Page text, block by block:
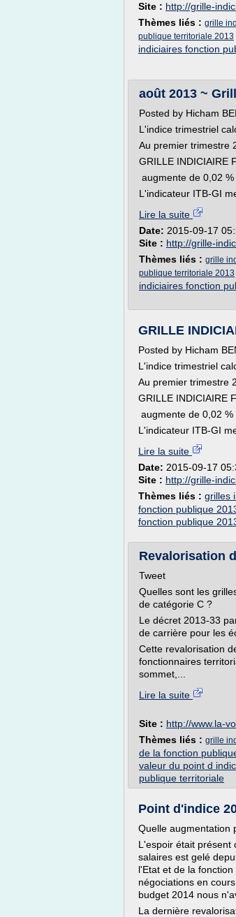
Site : http://grille-
Thèmes liés : grille
publique territoriale 2013
indiciaires fonction
août 2013 ~
Posted by Hicham
L'indice trimestriel
Au premier trimestre
GRILLE INDICIAIRE
augmente de 0,02
L'indicateur ITB-GI
Lire la suite
Date: 2015-09-17
Site : http://grille-
Thèmes liés : grille
publique territoriale 2013
indiciaires fonction
GRILLE
Posted by Hicham
L'indice trimestriel
Au premier trimestre
GRILLE INDICIAIRE
augmente de 0,02
L'indicateur ITB-GI
Lire la suite
Date: 2015-09-17
Site : http://grille-
Thèmes liés : grilles
fonction publique
fonction publique
Revalorisation
Tweet
Quelles sont les
de catégorie C ?
Le décret 2013-33
de carrière pour les
Cette revalorisation
fonctionnaires
sommet,...
Lire la suite
Site : http://www.la-
Thèmes liés : grille
de la fonction
valeur du point d
publique territoriale
Point d'indice
Quelle augmentation
L'espoir était présent
salaires est gelé
l'Etat et de la
négociations en
budget 2014 nous
La dernière